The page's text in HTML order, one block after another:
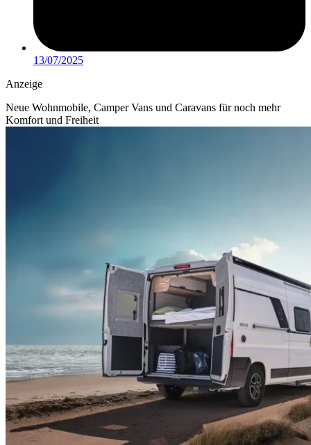
13/07/2025
Anzeige
Neue Wohnmobile, Camper Vans und Caravans für noch mehr
Komfort und Freiheit